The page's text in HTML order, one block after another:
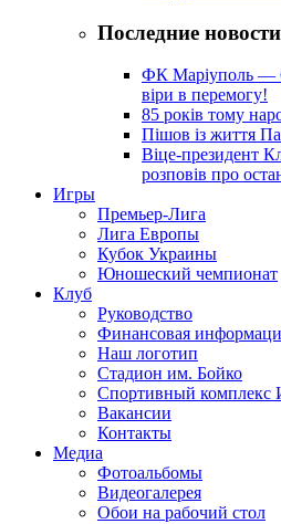
Последние новости
ФК Маріуполь —
віри в перемогу!
85 років тому
Пішов із життя
Віце-президент
розповів про
Игры
Премьер-Лига
Лига Европы
Кубок Украины
Юношеский чемпионат
Клуб
Руководство
Финансовая
Наш логотип
Стадион им. Бойко
Спортивный комплекс
Вакансии
Контакты
Медиа
Фотоальбомы
Видеогалерея
Обои на рабочий стол